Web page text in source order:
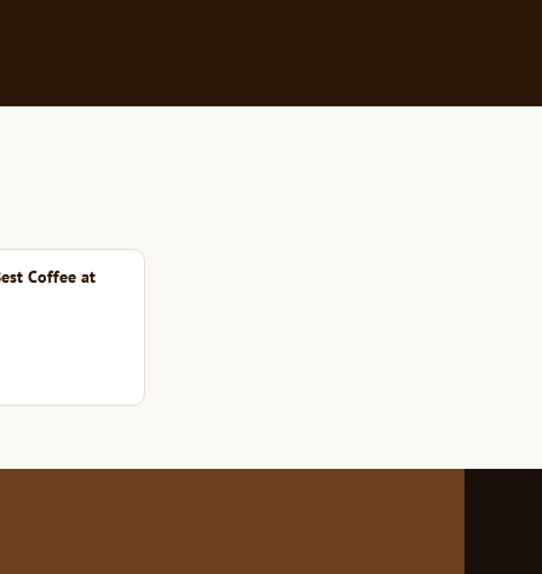
Coffee at